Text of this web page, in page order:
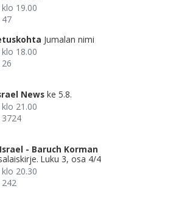
klo 19.00
47
Jumalan nimi
klo 18.00
26
News ke 5.8.
klo 21.00
3724
- Baruch Korman
Luku 3, osa 4/4
klo 20.30
242